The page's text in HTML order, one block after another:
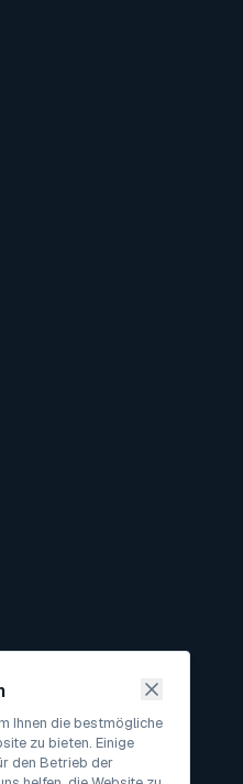
Ihnen die bestmögliche
zu bieten. Einige
den Betrieb der